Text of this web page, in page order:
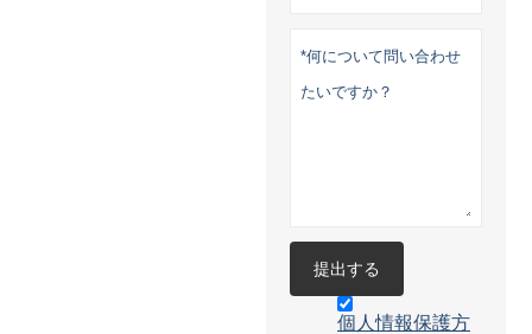
提出する
個人情報保護方